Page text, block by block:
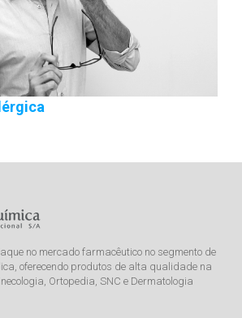
no mercado farmacêutico no segmento de
oferecendo produtos de alta qualidade na
Ortopedia, SNC e Dermatologia